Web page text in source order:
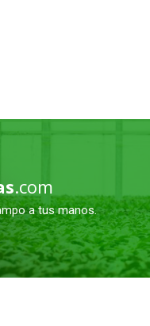
.com
a tus manos.